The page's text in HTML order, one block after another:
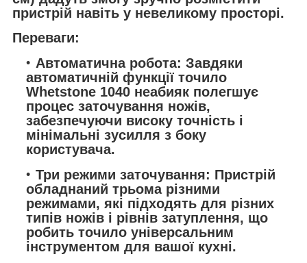
пристрій навіть у невеликому просторі.
Переваги:
Автоматична робота: Завдяки
автоматичній функції точило
Whetstone 1040 неабияк полегшує
процес заточування ножів,
забезпечуючи високу точність і
мінімальні зусилля з боку
користувача.
Три режими заточування: Пристрій
обладнаний трьома різними
режимами, які підходять для різних
типів ножів і рівнів затуплення, що
робить точило універсальним
інструментом для вашої кухні.